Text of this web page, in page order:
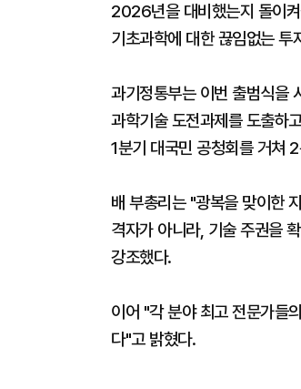
2026년을 대비했는지 돌이
기초과학에 대한 끊임없는 투
과기정통부는 이번 출범식을
과학기술 도전과제를 도출하
1분기 대국민 공청회를 거쳐
배 부총리는 "광복을 맞이한
격자가 아니라, 기술 주권을
강조했다.
이어 "각 분야 최고 전문가들
다"고 밝혔다.